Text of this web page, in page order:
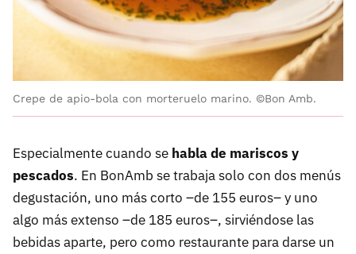
Crepe de apio-bola con morteruelo marino. ©Bon Amb.
Especialmente cuando se habla de mariscos y
pescados. En BonAmb se trabaja solo con dos menús
degustación, uno más corto –de 155 euros– y uno
algo más extenso –de 185 euros–, sirviéndose las
bebidas aparte, pero como restaurante para darse un